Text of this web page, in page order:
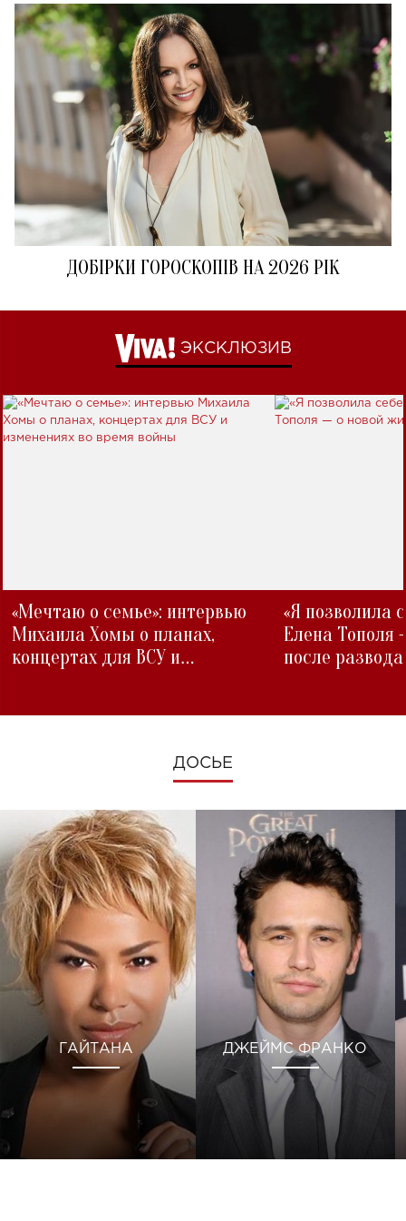
ДОБІРКИ ГОРОСКОПІВ НА 2026 РІК
ЭКСКЛЮЗИВ
«Мечтаю о семье»: интервью
Михаила Хомы о планах,
концертах для ВСУ и
«Я позволила
Елена Тополя
после развода
ДОСЬЕ
ГАЙТАНА ДЖЕЙМС ФРАНКО